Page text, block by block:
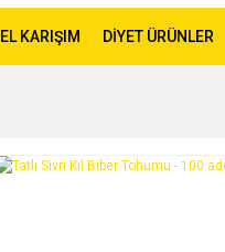
KARIŞIM DİYET ÜRÜNLER